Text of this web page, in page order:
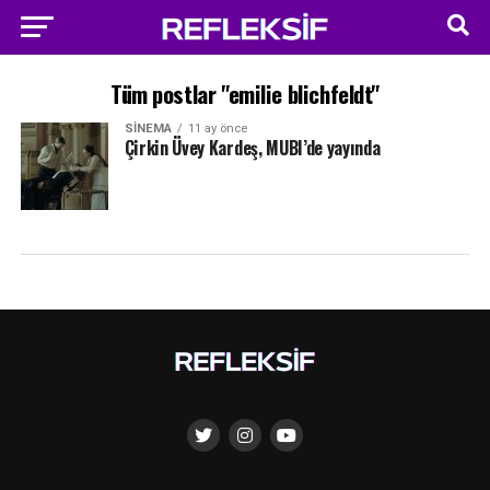
Tüm postlar "emilie blichfeldt"
SINEMA 11 ay önce
Çirkin Üvey Kardeş, MUBI’de yayında